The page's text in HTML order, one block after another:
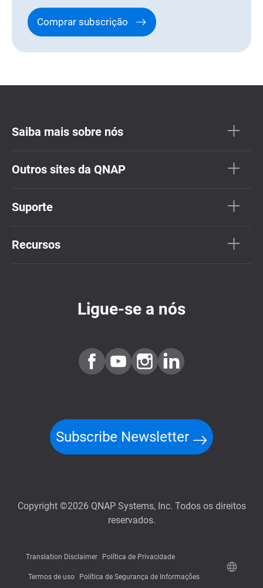
Comprar subscrição
Saiba mais sobre nós
Outros sites da QNAP
Suporte
Recursos
Ligue-se a nós
Subscribe Newsletter
Copyright ©2026 QNAP Systems, Inc. Todos os direitos
reservados.
Translation Disclaimer Política de Privacidade
Termos de uso Política de Segurança de Informações